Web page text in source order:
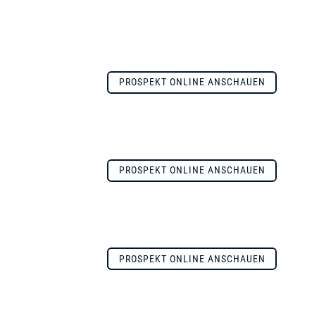
PROSPEKT ONLINE ANSCHAUEN
PROSPEKT ONLINE ANSCHAUEN
PROSPEKT ONLINE ANSCHAUEN